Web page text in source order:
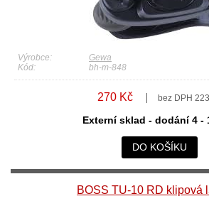
Výrobce:
Gewa
Kód:
bh-m-848
270 Kč bez DPH
Externí sklad - dodání 4 -
DO KOŠÍKU
BOSS TU-10 RD klipová